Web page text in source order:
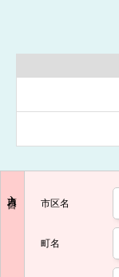
市区名
町名